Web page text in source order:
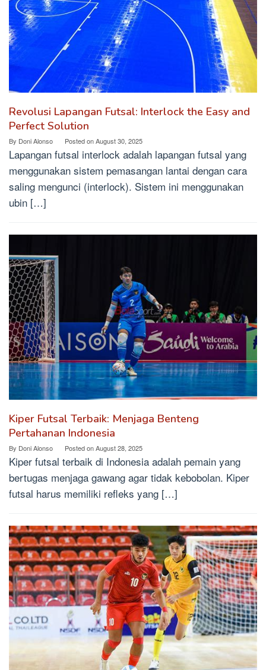
Revolusi Lapangan Futsal: Interlock the Easy and
Perfect Solution
By Doni Alonso Posted onAugust 30, 2025
Lapangan futsal interlock adalah lapangan futsal yang
menggunakan sistem pemasangan lantai dengan cara
saling mengunci (interlock). Sistem ini menggunakan
ubin […]
Kiper Futsal Terbaik: Menjaga Benteng
Pertahanan Indonesia
By Doni Alonso Posted onAugust 28, 2025
Kiper futsal terbaik di Indonesia adalah pemain yang
bertugas menjaga gawang agar tidak kebobolan. Kiper
futsal harus memiliki refleks yang […]